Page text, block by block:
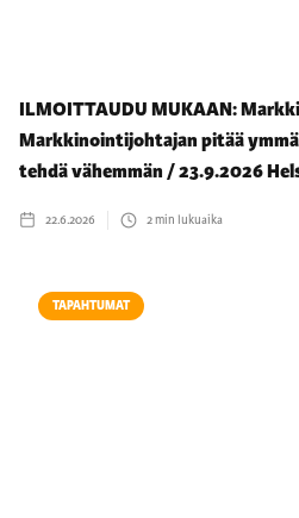
ILMOITTAUDU MUKAAN:
Markkinointijohtajan pitää
tehdä vähemmän / 23.9.2026
22.6.2026 2min lukuaika
TAPAHTUMAT